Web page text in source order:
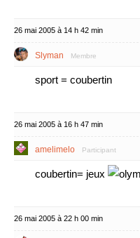
26 mai 2005 à 14 h 42 min
Slyman Membre
sport = coubertin
26 mai 2005 à 16 h 47 min
amelimelo Participant
coubertin= jeux
26 mai 2005 à 22 h 00 min